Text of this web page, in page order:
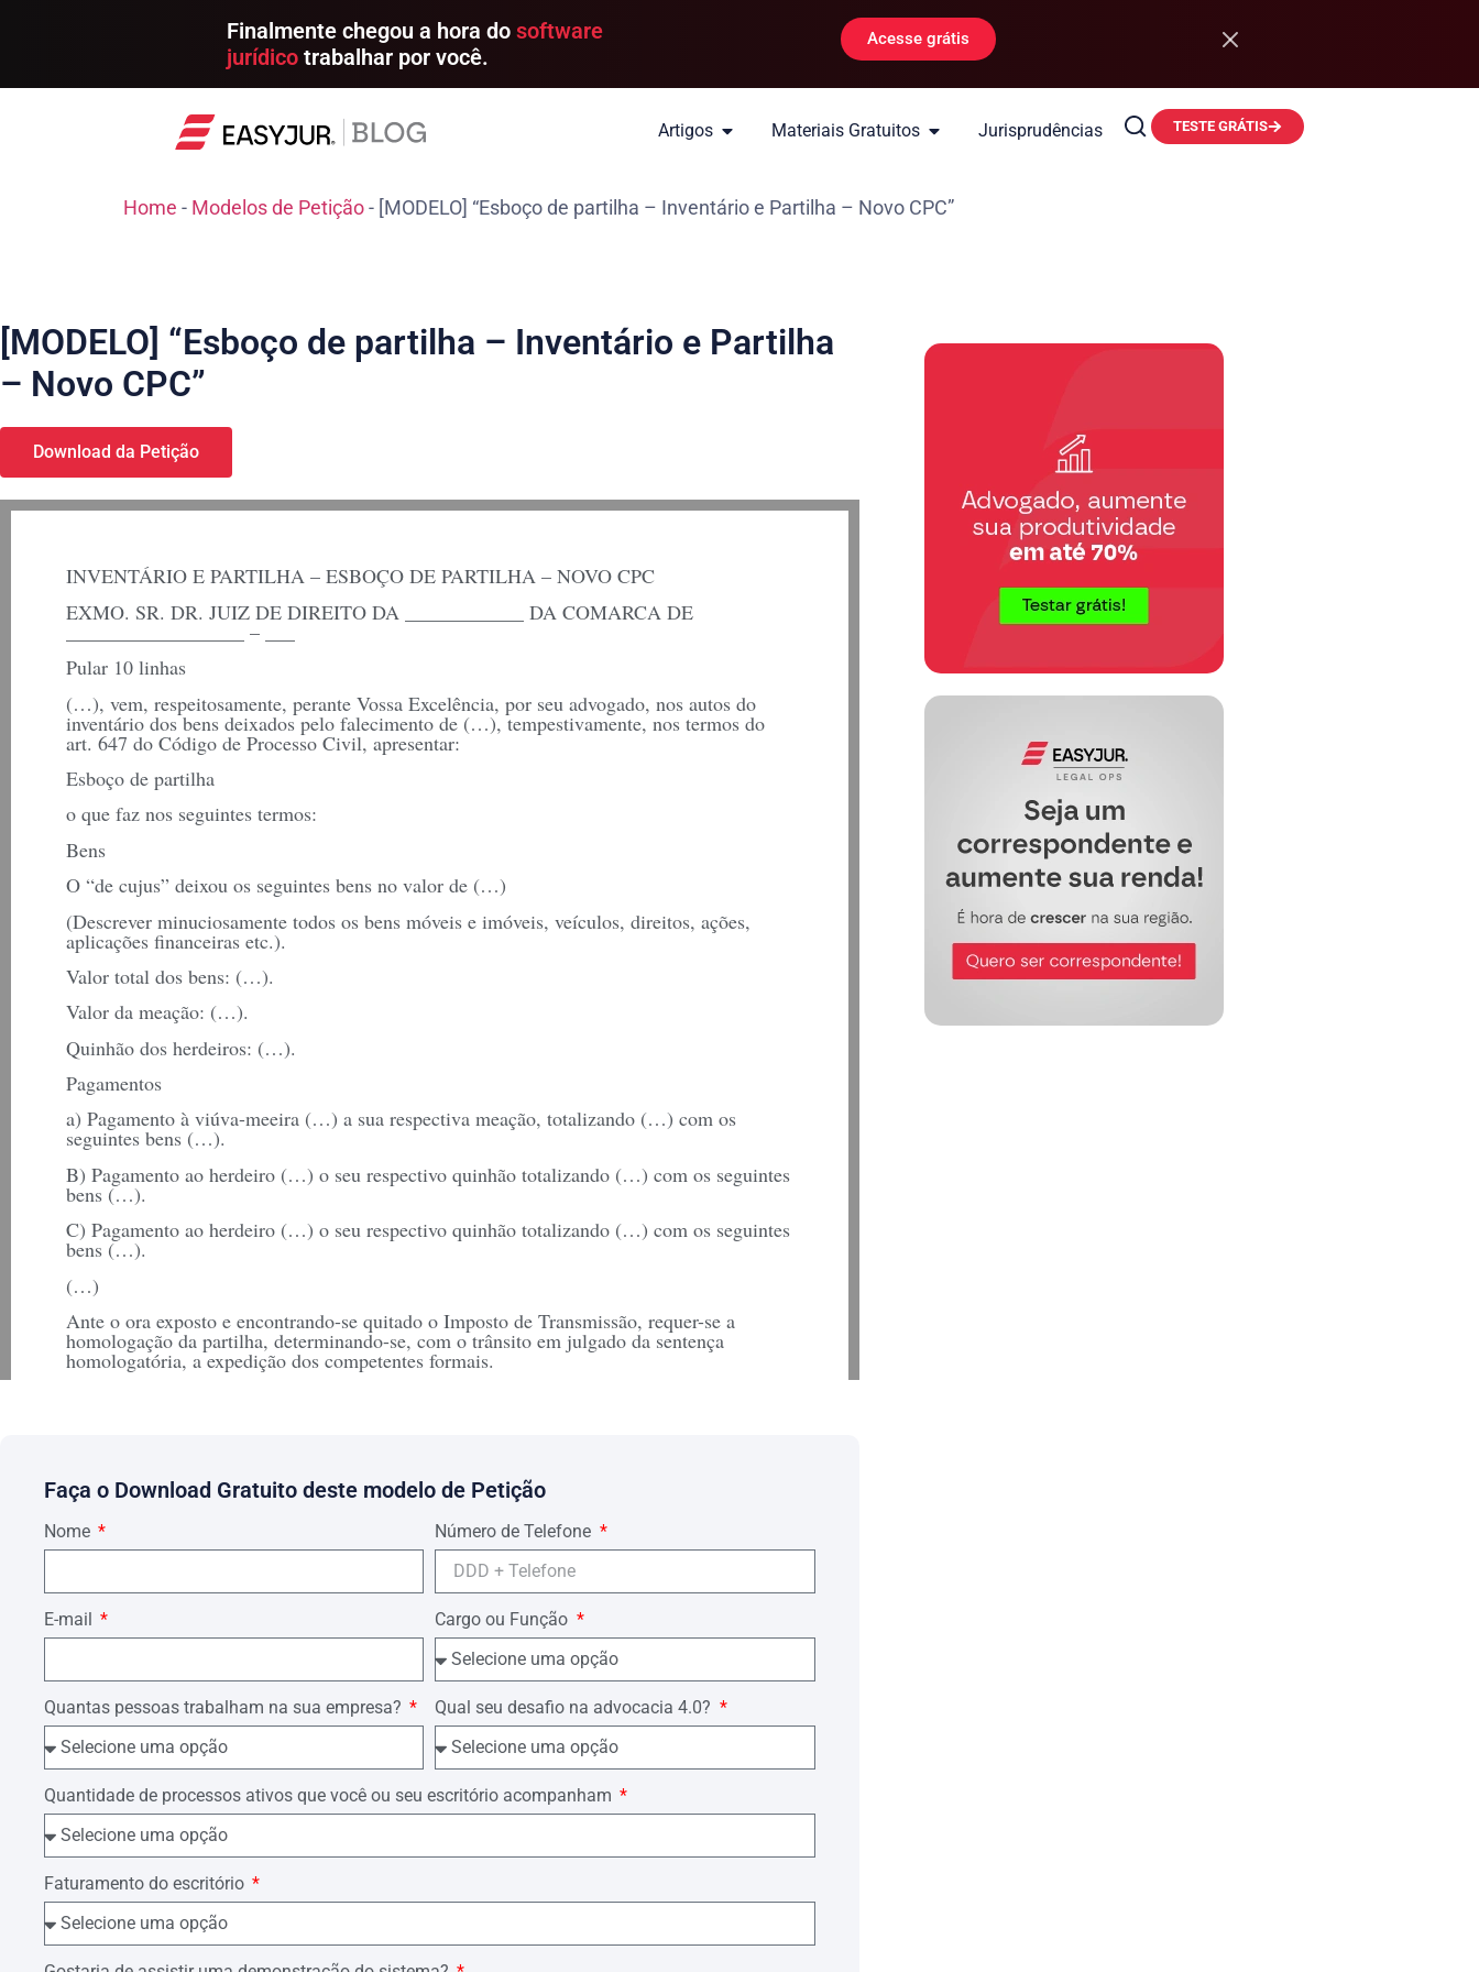
Finalmente chegou a hora dosoftware
jurídico trabalhar por você.
Acesse grátis
Artigos Materiais Gratuitos Jurisprudências TESTE GRÁTIS
Home - Modelos de Petição- [MODELO] “Esboço de partilha – Inventário e Partilha – Novo CPC”
[MODELO] “Esboço de partilha – Inventário e Partilha
– Novo CPC”
Download da Petição
INVENTÁRIO E PARTILHA – ESBOÇO DE PARTILHA – NOVO CPC
EXMO. SR. DR. JUIZ DE DIREITO DA ____________ DA COMARCA DE
__________________ – ___
Pular 10 linhas
(…), vem, respeitosamente, perante Vossa Excelência, por seu advogado, nos autos do
inventário dos bens deixados pelo falecimento de (…), tempestivamente, nos termos do
art. 647 do Código de Processo Civil, apresentar:
Esboço de partilha
o que faz nos seguintes termos:
Bens
O “de cujus” deixou os seguintes bens no valor de (…)
(Descrever minuciosamente todos os bens móveis e imóveis, veículos, direitos, ações,
aplicações financeiras etc.).
Valor total dos bens: (…).
Valor da meação: (…).
Quinhão dos herdeiros: (…).
Pagamentos
a) Pagamento à viúva-meeira (…) a sua respectiva meação, totalizando (…) com os
seguintes bens (…).
B) Pagamento ao herdeiro (…) o seu respectivo quinhão totalizando (…) com os seguintes
bens (…).
C) Pagamento ao herdeiro (…) o seu respectivo quinhão totalizando (…) com os seguintes
bens (…).
(…)
Ante o ora exposto e encontrando-se quitado o Imposto de Transmissão, requer-se a
homologação da partilha, determinando-se, com o trânsito em julgado da sentença
homologatória, a expedição dos competentes formais.
__________________________________
[Nome Advogado] – [OAB] [UF].
Faça o Download Gratuito deste modelo de Petição
Nome Número de Telefone
E-mail Cargo ou Função
Quantas pessoas trabalham na sua empresa? Qual seu desafio na advocacia 4.0?
Quantidade de processos ativos que você ou seu escritório acompanham
Faturamento do escritório